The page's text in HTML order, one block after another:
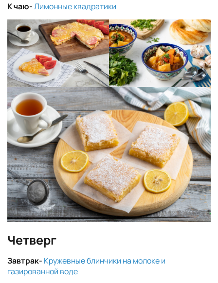
К чаю-Лимонные квадратики
Четверг
Завтрак- Кружевные блинчики на молоке и
газированной воде